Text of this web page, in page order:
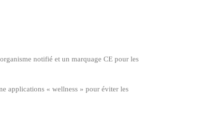
notifié et un marquage CE pour les
applications « wellness » pour éviter les